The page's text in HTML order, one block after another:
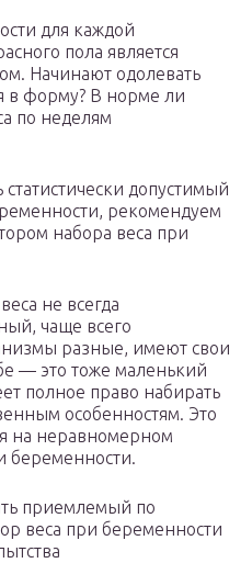
для каждой
пола является
Начинают одолевать
в форму? В норме ли
по неделям
статистически допустимый
рекомендуем
набора веса при
не всегда
чаще всего
разные, имеют свои
— это тоже маленький
полное право набирать
особенностям. Это
на неравномерном
беременности.
приемлемый по
веса при беременности